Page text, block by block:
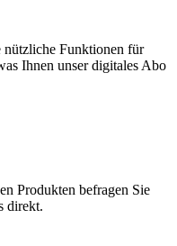
nützliche Funktionen für
Ihnen unser digitales Abo
Produkten befragen Sie
direkt.